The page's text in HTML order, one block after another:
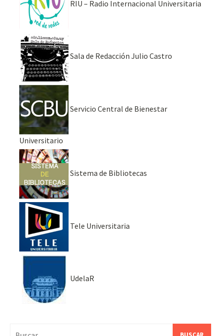
RIU – Radio Internacional Universitaria
Sala de Redacción Julio Castro
Servicio Central de Bienestar
Universitario
Sistema de Bibliotecas
Tele Universitaria
UdelaR